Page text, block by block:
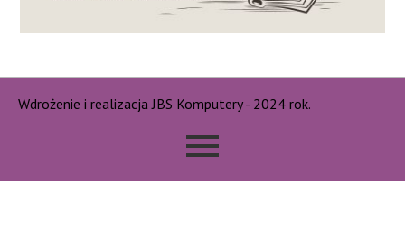
Wdrożenie i realizacja JBS Komputery - 2024 rok.